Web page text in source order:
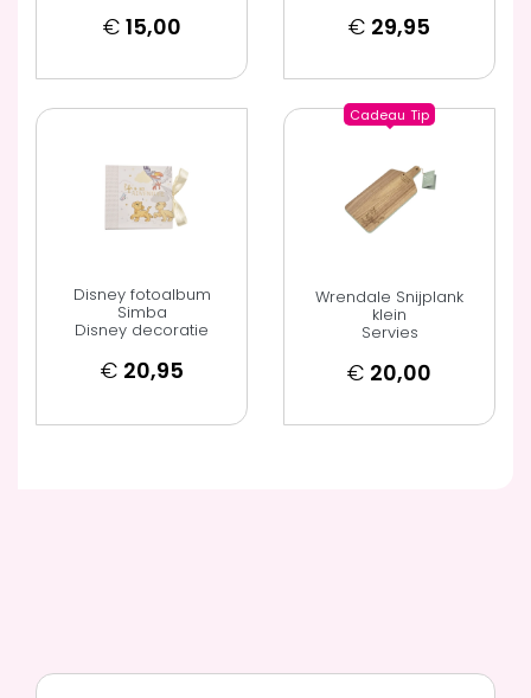
€ 15,00 € 29,95
Disney fotoalbum
Simba
Disney decoratie
€ 20,95
Cadeau Tip
Wrendale Snijplank
klein
Servies
€ 20,00